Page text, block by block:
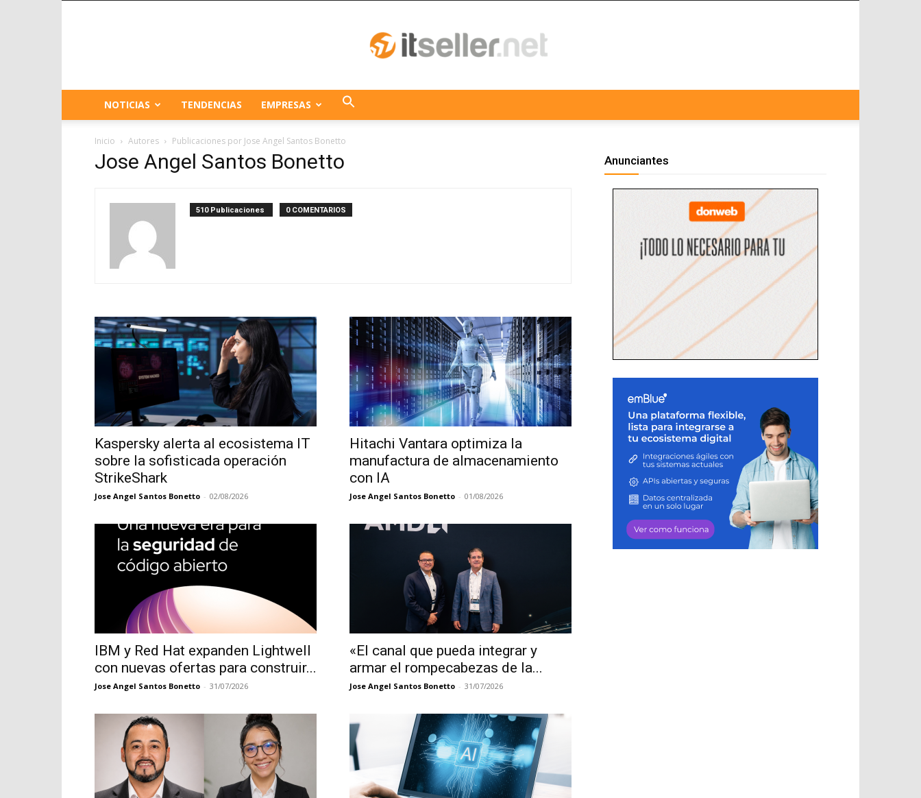
NOTICIAS TENDENCIAS EMPRESAS
Inicio Autores Publicaciones por Jose Angel Santos Bonetto
Jose Angel Santos Bonetto
510 Publicaciones 0 COMENTARIOS
Kaspersky alerta al ecosistema IT
sobre la sofisticada operación
StrikeShark
Jose Angel Santos Bonetto - 02/08/2026
Hitachi Vantara optimiza la
manufactura de almacenamiento
con IA
Jose Angel Santos Bonetto - 01/08/2026
IBM y Red Hat expanden Lightwell
con nuevas ofertas para construir...
Jose Angel Santos Bonetto - 31/07/2026
«El canal que pueda integrar y
armar el rompecabezas de la...
Jose Angel Santos Bonetto - 31/07/2026
Anunciantes